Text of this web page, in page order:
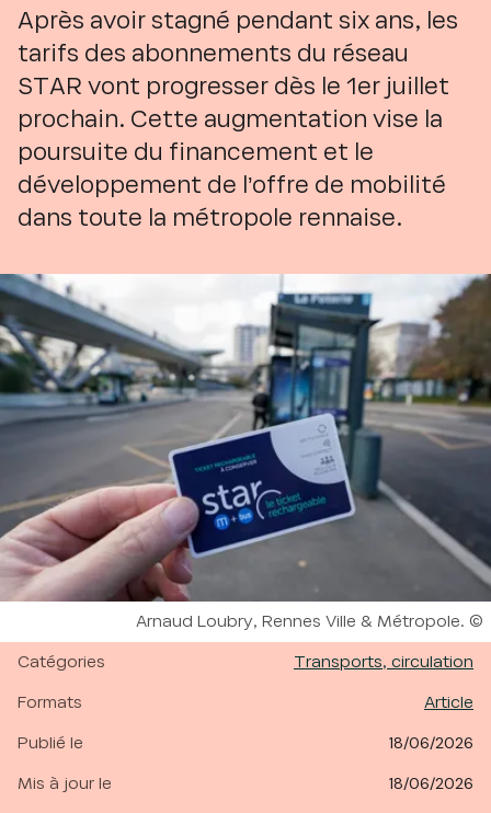
Après avoir stagné pendant six ans, les
tarifs des abonnements du réseau
STAR vont progresser dès le 1er juillet
prochain. Cette augmentation vise la
poursuite du financement et le
développement de l’offre de mobilité
dans toute la métropole rennaise.
Droits réservés :
Arnaud Loubry, Rennes Ville & Métropole.
Catégories Transports, circulation
Formats Article
Publié le 18/06/2026
Mis à jour le 18/06/2026